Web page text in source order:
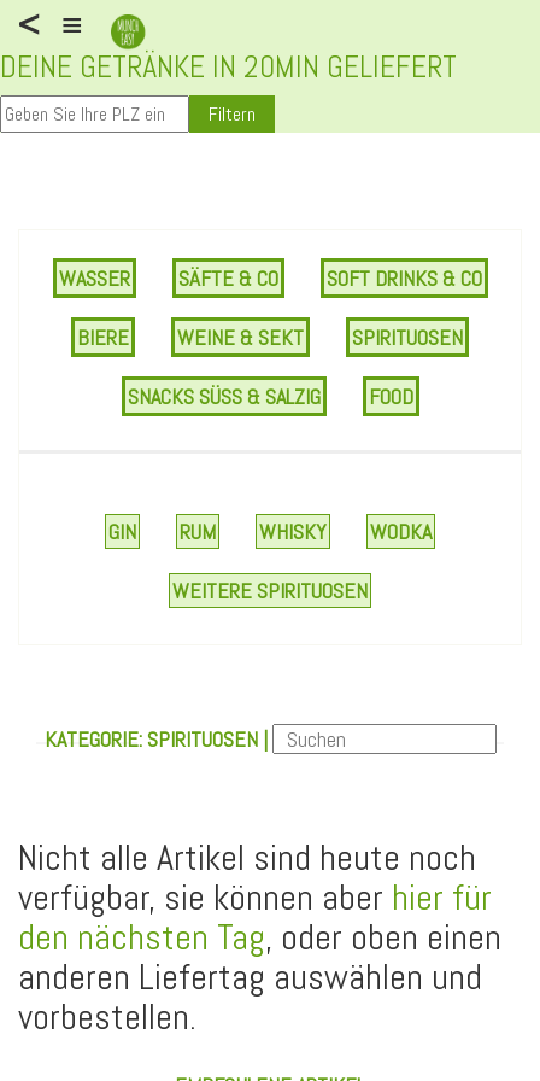
< ≡
DEINE GETRÄNKE IN 20MIN GELIEFERT
Filtern
WASSER SÄFTE & CO SOFT DRINKS & CO
BIERE WEINE & SEKT SPIRITUOSEN
SNACKS SÜSS & SALZIG FOOD
GIN RUM WHISKY WODKA
WEITERE SPIRITUOSEN
KATEGORIE: SPIRITUOSEN |
Nicht alle Artikel sind heute noch
verfügbar, sie können aber hier für
den nächsten Tag, oder oben einen
anderen Liefertag auswählen und
vorbestellen.